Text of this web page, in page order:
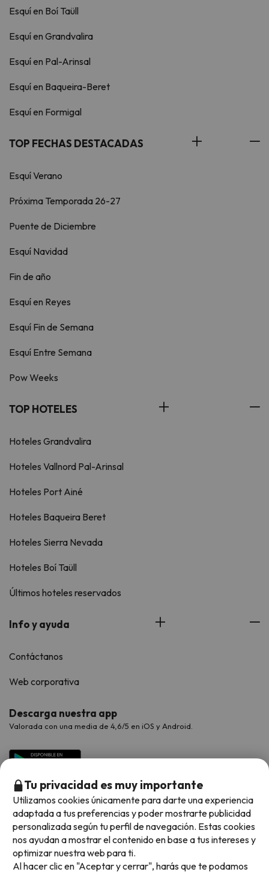
Esquí en Boí Taüll
Esquí en Grandvalira
Esquí en Pal-Arinsal
Esquí en Baqueira-Beret
Esquí en Formigal
TOP FECHAS DESTACADAS
Esquí Verano
Próxima Temporada 26-27
Puente de Diciembre
Esquí Navidad
Fin de año
Esquí en Reyes
Esquí Fin de Semana
Esquí Entre Semana
Pow Weeks
TOP HOTELES
Hoteles Grandvalira
Hoteles Vallnord Pal-Arinsal
Hoteles Port Ainé
Hoteles Baqueira Beret
Hoteles Sierra Nevada
Hoteles Boí Taüll
Últimos hoteles reservados
Info y ayuda
Contáctanos
Web corporativa
Descarga nuestra app
Valorada con una media de 4,6/5 en iOS y Android.
Métodos de pago disponibles
Tu privacidad es muy importante
Utilizamos cookies únicamente para darte una experiencia
adaptada a tus preferencias y poder mostrarte publicidad
personalizada según tu perfil de navegación. Estas cookies
nos ayudan a mostrar el contenido en base a tus intereses y
optimizar nuestra web para ti.
Al hacer clic en "Aceptar y cerrar", harás que te podamos